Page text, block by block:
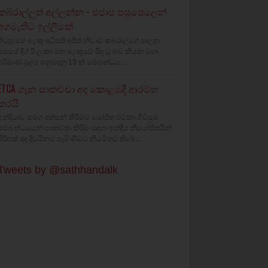
අල්ලන්න - එජාප පසුපෙලෙන්
ඉල්ලීමක්
මහ බැංකු අධිපති අජිත් නිවාඩ් කබ්රාල්ගේ පාලන
දීශ්‍ රී ලංකා මහ බැංකුවේ සිදු වූ බව කියන මහා
මූල්‍ය ගනුදෙනු 13 ක් සම්බන්ධය...
ගැන සාකච්චා අද කොළඹදී ආරම්භ
සමග අත්සන් කිරීමට යෝජිත එට්කා ගිවිසුම
සාකච්ඡා කිරීම සඳහා ඉන්දීය නියෝජිතයින්
අද දිවයිනට පැමිණීමට නියමිතව තිබේ...
by @sathhandalk